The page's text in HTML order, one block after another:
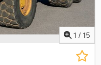
1 / 15